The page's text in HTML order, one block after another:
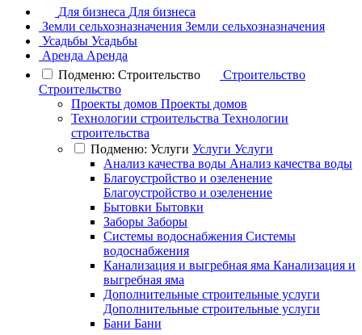
Для бизнеса Для бизнеса
Земли сельхозназначения Земли сельхозназначения
Усадьбы Усадьбы
Аренда Аренда
Подменю: Строительство
Строительство
Строительство
Проекты домов Проекты домов
Технологии строительства Технологии
строительства
Подменю: Услуги Услуги Услуги
Анализ качества воды Анализ качества воды
Благоустройство и озеленение
Благоустройство и озеленение
Бытовки Бытовки
Заборы Заборы
Системы водоснабжения Системы
водоснабжения
Канализация и выгребная яма Канализация и
выгребная яма
Дополнительные строительные услуги
Дополнительные строительные услуги
Бани Бани